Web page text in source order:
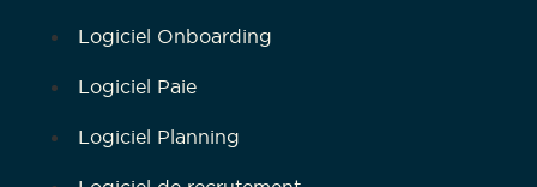
Logiciel Onboarding
Logiciel Paie
Logiciel Planning